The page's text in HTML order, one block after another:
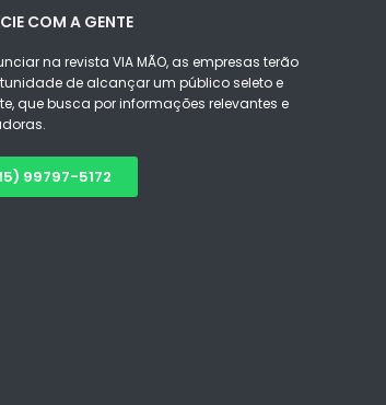
COM A GENTE
na revista VIA MÃO, as empresas terão
de alcançar um público seleto e
que busca por informações relevantes e
99797-5172